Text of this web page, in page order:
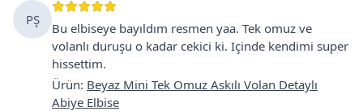
PŞ
Bu elbiseye bayıldım resmen yaa. Tek omuz ve
volanlı duruşu o kadar cekici ki. Içinde kendimi super
hissettim.
Ürün: Beyaz Mini Tek Omuz Askılı Volan Detaylı
Abiye Elbise